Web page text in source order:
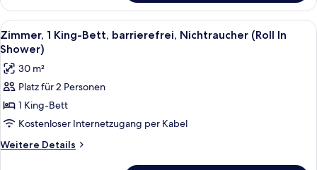
1 King-
Bett,
barrierefrei,
Nichtraucher
Alle
Fotos
für
Zimmer,
1 King-
Bett,
barrierefrei,
Nichtraucher
Zimmersafe, Schreibtisch,
5
Zimmer, 1 King-Bett, barrierefrei, Nichtraucher (Roll In
Shower)
30 m²
Platz für 2 Personen
1 King-Bett
Kostenloser Internetzugang per Kabel
Weitere Details
Weitere